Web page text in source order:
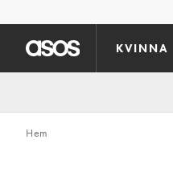
KVINNA
Hem